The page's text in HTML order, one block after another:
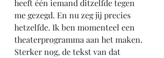
heeft één iemand ditzelfde tegen
me gezegd. En nu zeg jij precies
hetzelfde. Ik ben momenteel een
theaterprogramma aan het maken.
Sterker nog, de tekst van dat